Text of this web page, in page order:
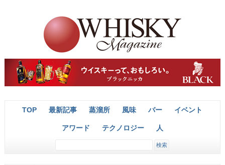
TOP 最新記事 蒸溜所 風味 バー イベント
アワード テクノロジー 人